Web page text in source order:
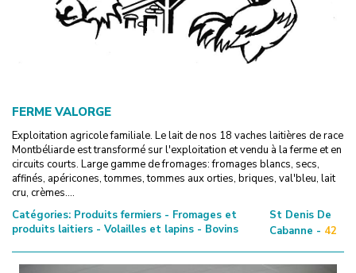
FERME VALORGE
Exploitation agricole familiale. Le lait de nos 18 vaches laitières de race
Montbéliarde est transformé sur l'exploitation et vendu à la ferme et en
circuits courts. Large gamme de fromages: fromages blancs, secs,
affinés, apéricones, tommes, tommes aux orties, briques, val'bleu, lait
cru, crèmes....
Catégories: Produits fermiers - Fromages et
produits laitiers - Volailles et lapins - Bovins
St Denis De
Cabanne - 42